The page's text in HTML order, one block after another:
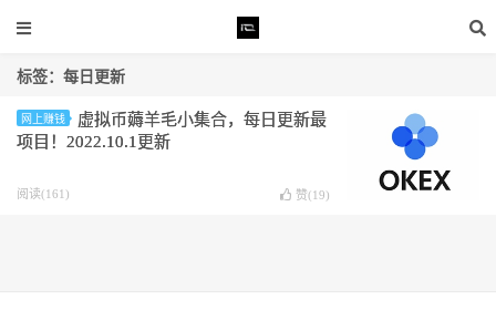
标签：每日更新
网上赚钱
虚拟币薅羊毛小集合，每日更新最
项目！2022.10.1更新
阅读(161) 赞(19)